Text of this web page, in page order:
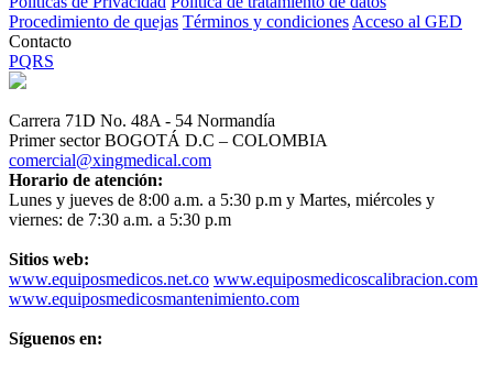
Procedimiento de quejas Términos y condiciones Acceso al GED
Contacto
PQRS
Carrera 71D No. 48A - 54 Normandía
Primer sector BOGOTÁ D.C – COLOMBIA
comercial@xingmedical.com
Horario de atención:
Lunes y jueves de 8:00 a.m. a 5:30 p.m y Martes, miércoles y
viernes: de 7:30 a.m. a 5:30 p.m
Sitios web:
www.equiposmedicos.net.co www.equiposmedicoscalibracion.com
www.equiposmedicosmantenimiento.com
Síguenos en: